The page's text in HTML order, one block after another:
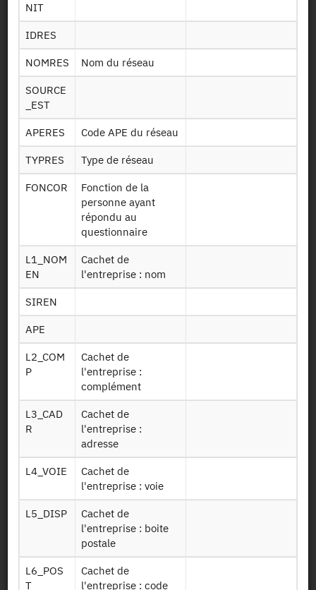
Documentation sur la méthodologie
Identifiant persistant (DOI)
Retour à la source
ERS : Enquête sur les réseaux
dans les services - 2007
Autres produits : 2007
Autorisation :
Mise à disposition :14/08/2014
Dessin de fichier
Resser08 Données 2007
NIT
IDRES
NOMRES Nom du réseau
SOURCE
_EST
APERES Code APE du réseau
TYPRES Type de réseau
FONCOR
Fonction de la
personne ayant
répondu au
questionnaire
L1_NOM
EN
Cachet de
l'entreprise : nom
SIREN
APE
L2_COM
P
Cachet de
l'entreprise :
complément
L3_CAD
R
Cachet de
l'entreprise :
adresse
L4_VOIE
Cachet de
l'entreprise : voie
L5_DISP
Cachet de
l'entreprise : boite
postale
L6_POS
T
Cachet de
l'entreprise : code
Présentation statistique
Concepts et définitions statistiques
Le questionnaire collecte au moins pour chaque réseau